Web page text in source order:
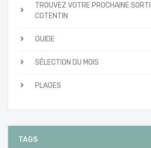
TROUVEZ VOTRE PROCHAINE
COTENTIN
GUIDE
SÉLECTION DU MOIS
PLAGES
TAGS